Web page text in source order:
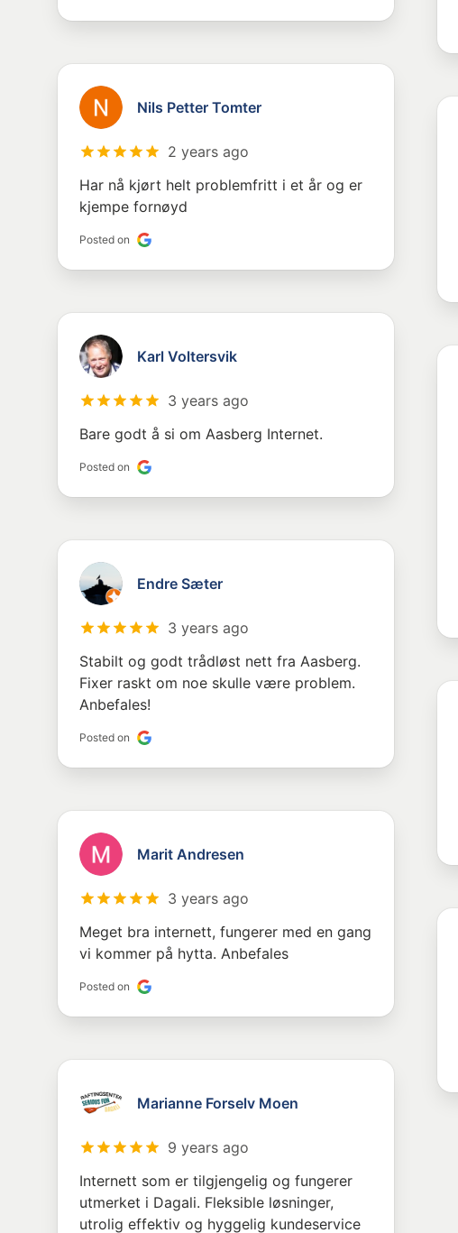
Nils Petter Tomter
2 years ago
Har nå kjørt helt problemfritt i et år og er
kjempe fornøyd
Posted on
Karl Voltersvik
3 years ago
Bare godt å si om Aasberg Internet.
Posted on
Endre Sæter
3 years ago
Stabilt og godt trådløst nett fra Aasberg.
Fixer raskt om noe skulle være problem.
Anbefales!
Posted on
Marit Andresen
3 years ago
Meget bra internett, fungerer med en gang
vi kommer på hytta. Anbefales
Posted on
Marianne Forselv Moen
9 years ago
Internett som er tilgjengelig og fungerer
utmerket i Dagali. Fleksible løsninger,
utrolig effektiv og hyggelig kundeservice